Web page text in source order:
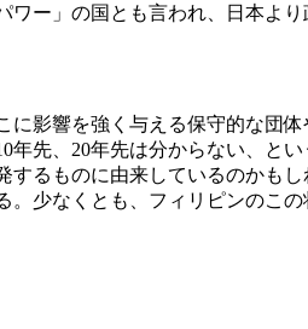
ー」の国とも言われ、日本より
影響を強く与える保守的な団体
先、20年先は分からない、とい
るものに由来しているのかもし
少なくとも、フィリピンのこ